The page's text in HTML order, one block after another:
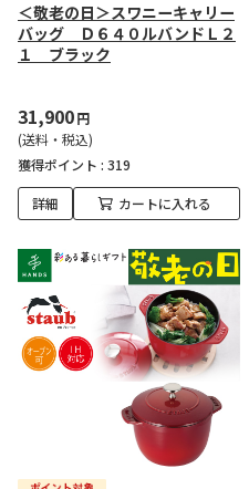
＜敬老の日＞スワニーキャリー
バッグ Ｄ６４０ルバンドＬ２
１ ブラック
31,900円
(送料・税込)
獲得ポイント : 319
詳細 カートに入れる